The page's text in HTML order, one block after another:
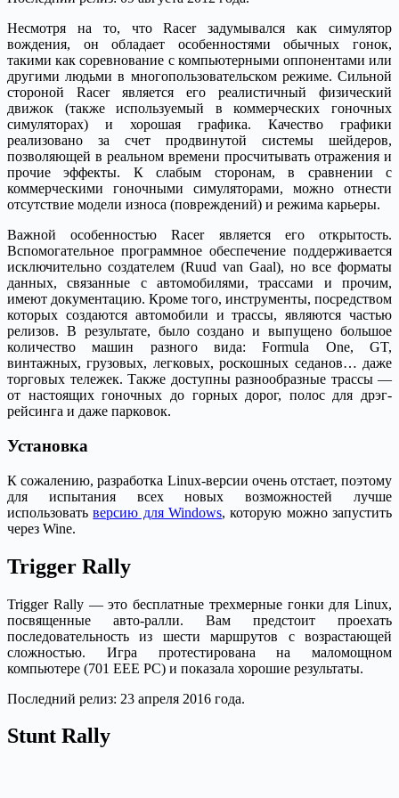
Несмотря на то, что Racer задумывался как симулятор
вождения, он обладает особенностями обычных гонок,
такими как соревнование с компьютерными оппонентами или
другими людьми в многопользовательском режиме. Сильной
стороной Racer является его реалистичный физический
движок (также используемый в коммерческих гоночных
симуляторах) и хорошая графика. Качество графики
реализовано за счет продвинутой системы шейдеров,
позволяющей в реальном времени просчитывать отражения и
прочие эффекты. К слабым сторонам, в сравнении с
коммерческими гоночными симуляторами, можно отнести
отсутствие модели износа (повреждений) и режима карьеры.
Важной особенностью Racer является его открытость.
Вспомогательное программное обеспечение поддерживается
исключительно создателем (Ruud van Gaal), но все форматы
данных, связанные с автомобилями, трассами и прочим,
имеют документацию. Кроме того, инструменты, посредством
которых создаются автомобили и трассы, являются частью
релизов. В результате, было создано и выпущено большое
количество машин разного вида: Formula One, GT,
винтажных, грузовых, легковых, роскошных седанов… даже
торговых тележек. Также доступны разнообразные трассы —
от настоящих гоночных до горных дорог, полос для дрэг-
рейсинга и даже парковок.
Установка
К сожалению, разработка Linux-версии очень отстает, поэтому
для испытания всех новых возможностей лучше
использоватьверсию для Windows, которую можно запустить
через Wine.
Trigger Rally
Trigger Rally — это бесплатные трехмерные гонки для Linux,
посвященные авто-ралли. Вам предстоит проехать
последовательность из шести маршрутов с возрастающей
сложностью. Игра протестирована на маломощном
компьютере (701 EEE PC) и показала хорошие результаты.
Последний релиз: 23 апреля 2016 года.
Stunt Rally